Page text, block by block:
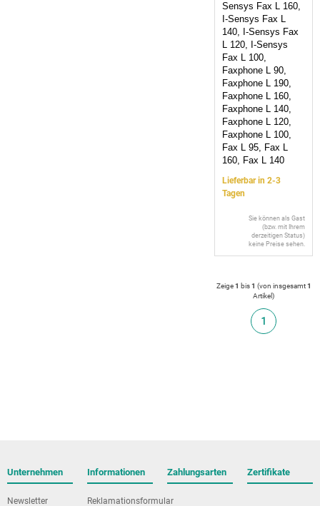
Sensys Fax L 160,
I-Sensys Fax L
140, I-Sensys Fax
L 120, I-Sensys
Fax L 100,
Faxphone L 90,
Faxphone L 190,
Faxphone L 160,
Faxphone L 140,
Faxphone L 120,
Faxphone L 100,
Fax L 95, Fax L
160, Fax L 140
Lieferbar in 2-3
Tagen
Sie können als Gast
(bzw. mit Ihrem
derzeitigen Status)
keine Preise sehen.
Zeige1 bis1 (von insgesamt1
Artikel)
1
Unternehmen
Newsletter
Informationen
Reklamationsformular
Zahlungsarten Zertifikate